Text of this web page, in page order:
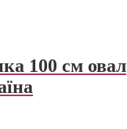
100 см овал